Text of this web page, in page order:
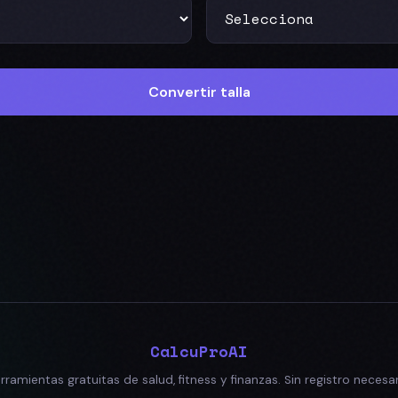
Convertir talla
CalcuProAI
gratuitas de salud, fitness y finanzas. Sin registro